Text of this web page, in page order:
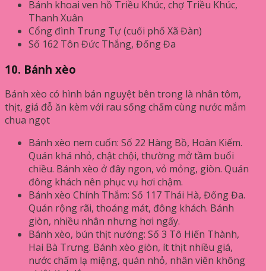
Bánh khoai ven hồ Triều Khúc, chợ Triều Khúc,
Thanh Xuân
Cổng đình Trung Tự (cuối phố Xã Đàn)
Số 162 Tôn Đức Thắng, Đống Đa
10. Bánh xèo
Bánh xèo có hình bán nguyệt bên trong là nhân tôm,
thịt, giá đỗ ăn kèm với rau sống chấm cùng nước mắm
chua ngọt
Bánh xèo nem cuốn: Số 22 Hàng Bồ, Hoàn Kiếm.
Quán khá nhỏ, chật chội, thường mở tầm buổi
chiều. Bánh xèo ở đây ngon, vỏ mỏng, giòn. Quán
đông khách nên phục vụ hơi chậm.
Bánh xèo Chính Thắm: Số 117 Thái Hà, Đống Đa.
Quán rộng rãi, thoáng mát, đông khách. Bánh
giòn, nhiều nhân nhưng hơi ngấy.
Bánh xèo, bún thịt nướng: Số 3 Tô Hiến Thành,
Hai Bà Trưng. Bánh xèo giòn, ít thịt nhiều giá,
nước chấm lạ miệng, quán nhỏ, nhân viên không